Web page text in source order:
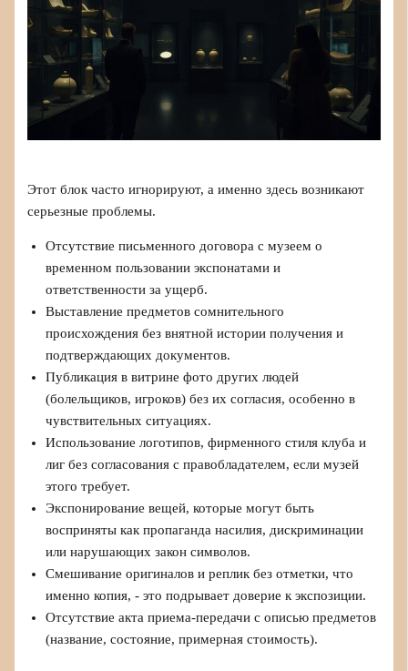
Этот блок часто игнорируют, а именно здесь возникают
серьезные проблемы.
Отсутствие письменного договора с музеем о
временном пользовании экспонатами и
ответственности за ущерб.
Выставление предметов сомнительного
происхождения без внятной истории получения и
подтверждающих документов.
Публикация в витрине фото других людей
(болельщиков, игроков) без их согласия, особенно в
чувствительных ситуациях.
Использование логотипов, фирменного стиля клуба и
лиг без согласования с правобладателем, если музей
этого требует.
Экспонирование вещей, которые могут быть
восприняты как пропаганда насилия, дискриминации
или нарушающих закон символов.
Смешивание оригиналов и реплик без отметки, что
именно копия, - это подрывает доверие к экспозиции.
Отсутствие акта приема-передачи с описью предметов
(название, состояние, примерная стоимость).